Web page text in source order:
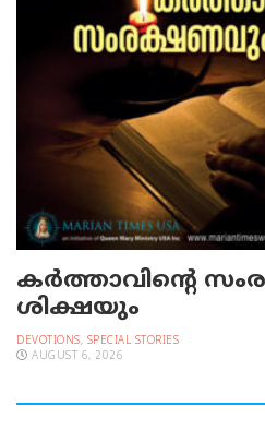
കർത്താവിന്റെ
ശിക്ഷയും
DEVOTIONS, SPECIAL STORIES
AUGUST 6, 2026